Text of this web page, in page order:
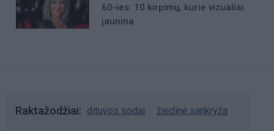
60-ies: 10 kirpimų, kurie vizualiai
jaunina
Raktažodžiai dituvos sodai žiedinė sankryža